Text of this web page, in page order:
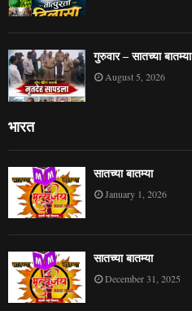
गुरुवार – सातच्या बातम्या
August 5, 2026
भारत
सातच्या बातम्या
January 1, 2026
सातच्या बातम्या
December 31, 2025